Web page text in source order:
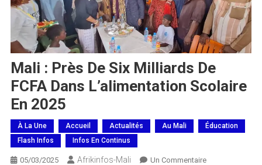
Mali : Près De Six Milliards De
FCFA Dans L’alimentation Scolaire
En 2025
À La Une Accueil Actualités Au Mali
Éducation
Flash Infos
Infos En Continus
05/03/2025 Afrikinfos-Mali Un CommentaireSur